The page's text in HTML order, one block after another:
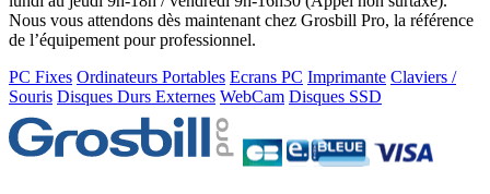
Nous vous attendons dès maintenant chez Grosbill Pro, la référence
de l’équipement pour professionnel.
PC Fixes Ordinateurs Portables Ecrans PC Imprimante Claviers /
Souris Disques Durs Externes WebCam Disques SSD